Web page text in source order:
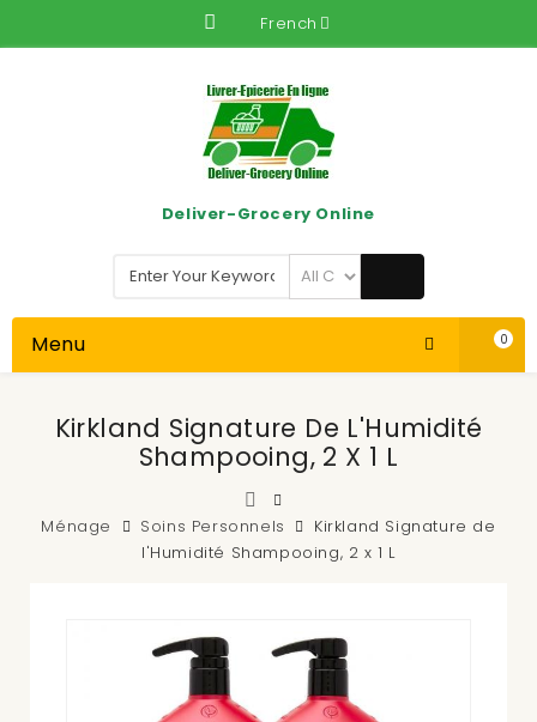
French
0
Deliver-Grocery Online
Menu
Kirkland Signature De L'Humidité
Shampooing, 2 X 1 L
Ménage Soins Personnels
Kirkland Signature de
l'Humidité Shampooing, 2 x 1 L